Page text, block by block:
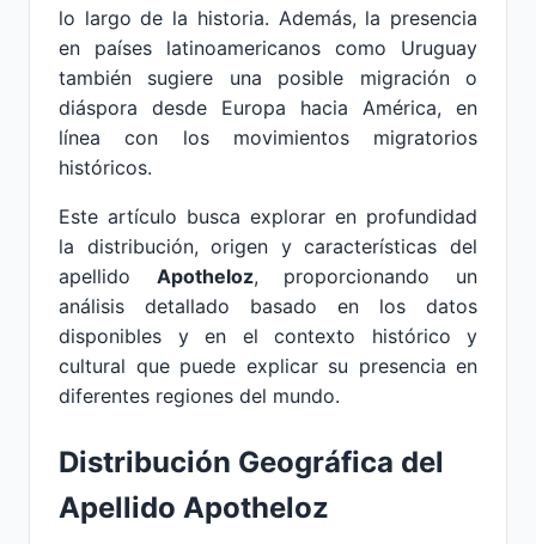
lo largo de la historia. Además, la presencia
en países latinoamericanos como Uruguay
también sugiere una posible migración o
diáspora desde Europa hacia América, en
línea con los movimientos migratorios
históricos.
Este artículo busca explorar en profundidad
la distribución, origen y características del
apellido Apotheloz, proporcionando un
análisis detallado basado en los datos
disponibles y en el contexto histórico y
cultural que puede explicar su presencia en
diferentes regiones del mundo.
Distribución Geográfica del
Apellido Apotheloz